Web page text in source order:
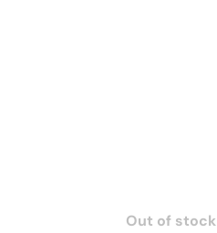
Out of stock